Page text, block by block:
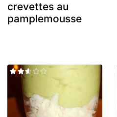
crevettes au
pamplemousse